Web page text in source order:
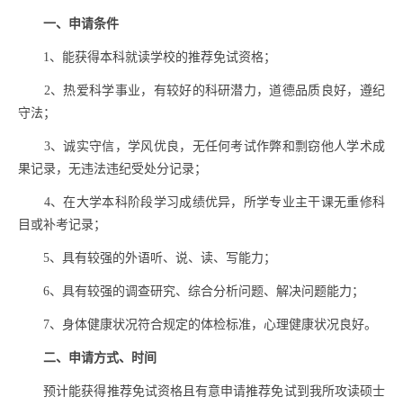
一、申请条件
1、能获得本科就读学校的推荐免试资格；
2、热爱科学事业，有较好的科研潜力，道德品质良好，遵纪
守法；
3、诚实守信，学风优良，无任何考试作弊和剽窃他人学术成
果记录，无违法违纪受处分记录；
4、在大学本科阶段学习成绩优异，所学专业主干课无重修科
目或补考记录；
5、具有较强的外语听、说、读、写能力；
6、具有较强的调查研究、综合分析问题、解决问题能力；
7、身体健康状况符合规定的体检标准，心理健康状况良好。
二、申请方式、时间
预计能获得推荐免试资格且有意申请推荐免试到我所攻读硕士